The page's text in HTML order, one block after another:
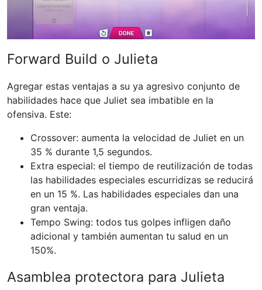
Forward Build o Julieta
Agregar estas ventajas a su ya agresivo conjunto de
habilidades hace que Juliet sea imbatible en la
ofensiva. Este:
Crossover: aumenta la velocidad de Juliet en un
35 % durante 1,5 segundos.
Extra especial: el tiempo de reutilización de todas
las habilidades especiales escurridizas se reducirá
en un 15 %. Las habilidades especiales dan una
gran ventaja.
Tempo Swing: todos tus golpes infligen daño
adicional y también aumentan tu salud en un
150%.
Asamblea protectora para Julieta